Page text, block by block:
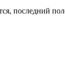
последний